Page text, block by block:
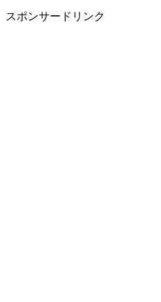
スポンサードリンク